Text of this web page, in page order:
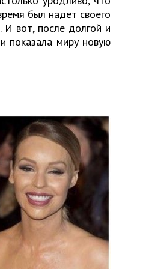
был надет своего
И вот, после долгой и
показала миру новую